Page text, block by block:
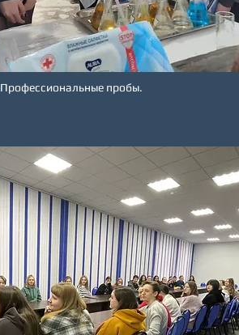
Профессиональные пробы.